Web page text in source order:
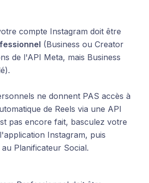
compte Instagram doit être
(Business ou Creator
de l'API Meta, mais Business
ne donnent PAS accès à
de Reels via une API
pas encore fait, basculez votre
Instagram, puis
Planificateur Social.